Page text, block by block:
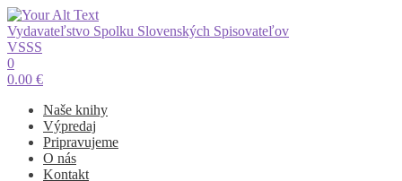
Vydavateľstvo Spolku Slovenských Spisovateľov
VSSS
0
0.00 €
Naše knihy
Výpredaj
Pripravujeme
O nás
Kontakt